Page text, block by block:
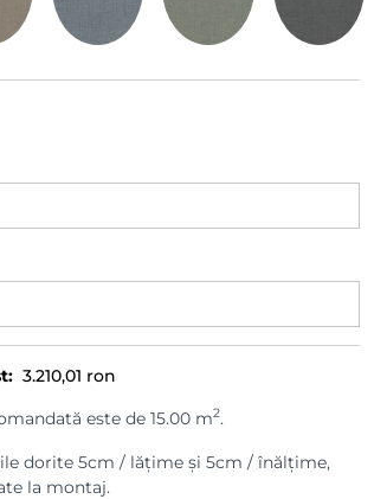
3.210,01 ron
este de 15.00 m2.
dorite 5cm / lățime și 5cm / înălțime,
la montaj.